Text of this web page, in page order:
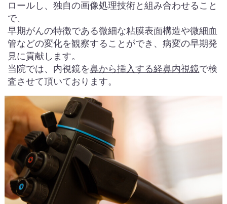
ロールし、独自の画像処理技術と組み合わせること
で、
早期がんの特徴である微細な粘膜表面構造や微細血
管などの変化を観察することができ、病変の早期発
見に貢献します。
当院では、内視鏡を鼻から挿入する経鼻内視鏡で検
査させて頂いております。